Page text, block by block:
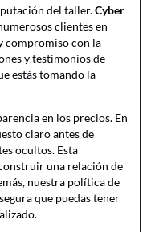
del taller.Cyber
clientes en
compromiso con la
y testimonios de
estás tomando la
en los precios. En
claro antes de
ocultos. Esta
una relación de
nuestra política de
que puedas tener